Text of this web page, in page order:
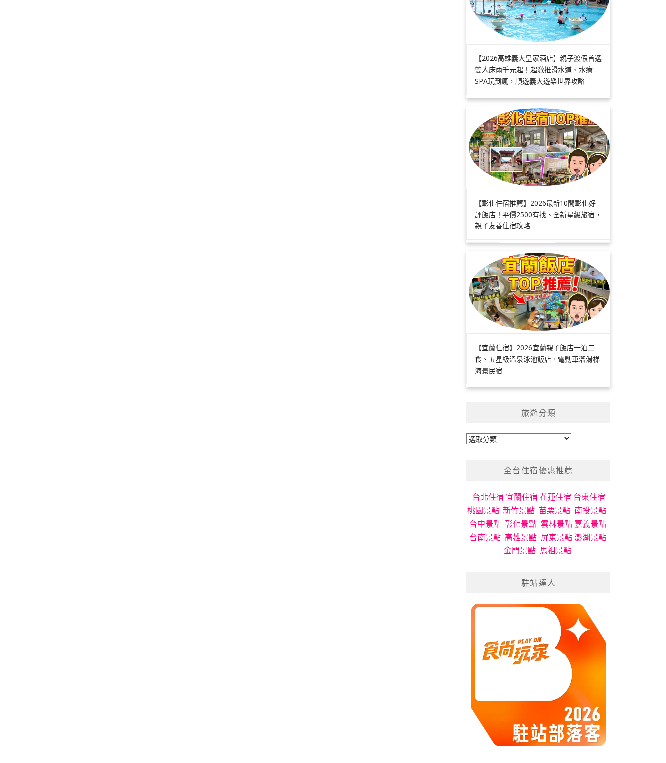
【2026高雄義大皇家酒店】親子渡假首選
雙人床兩千元起！超激推滑水道、水療
SPA玩到瘋，順遊義大遊樂世界攻略
【彰化住宿推薦】2026最新10間彰化好
評飯店！平價2500有找、全新星級旅宿，
親子友善住宿攻略
【宜蘭住宿】2026宜蘭親子飯店一泊二
食、五星級溫泉泳池飯店、電動車溜滑梯
海景民宿
旅遊分類
旅
全台住宿優惠推薦
台北住宿 宜蘭住宿 花蓮住宿 台東住宿
桃園景點 新竹景點 苗栗景點 南投景點
台中景點 彰化景點 雲林景點 嘉義景點
台南景點 高雄景點 屏東景點澎湖景點
金門景點 馬祖景點
駐站達人